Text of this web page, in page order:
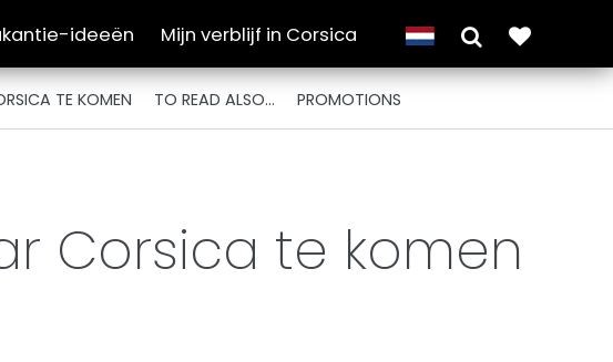
ideeën Mijn verblijf in Corsica
TE KOMEN TO READ ALSO... PROMOTIONS
Corsica te komen